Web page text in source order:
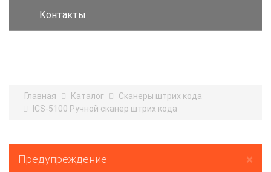
Контакты
Главная Каталог
Сканеры штрих кода
ICS-5100 Ручной сканер штрих кода
×
Предупреждение